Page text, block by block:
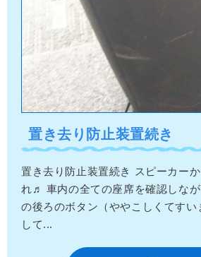
置き去り防止装置続き
置き去り防止装置続き スピーカー
れ♬ 車内の全ての座席を確認しな
の後ろのボタン（ややこしくてす
して...